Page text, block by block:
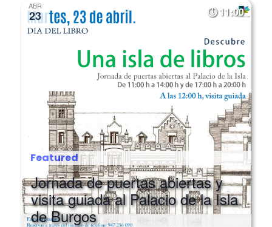
ABR
23 11:00
Featured
Jornada de puertas abiertas y
visita guiada al Palacio de la Isla
de Burgos